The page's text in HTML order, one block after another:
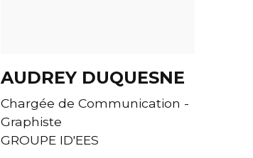
AUDREY DUQUESNE
Chargée de Communication -
Graphiste
GROUPE ID'EES